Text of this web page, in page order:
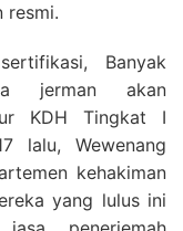
resmi.
Banyak
jerman akan
KDH Tingkat I
lalu, Wewenang
kehakiman
yang lulus ini